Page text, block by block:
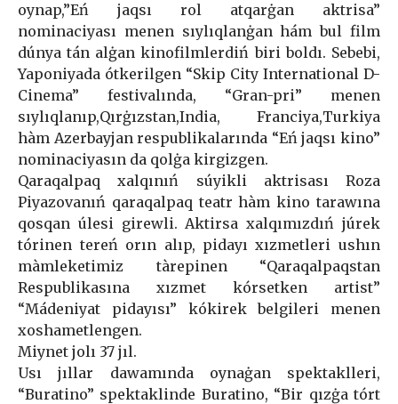
oynap,”Eń jaqsı rol atqarġan aktrisa”
nominaciyası menen sıylıqlanġan hám bul film
dúnya tán alġan kinofilmlerdiń biri boldı. Sebebi,
Yaponiyada ótkerilgen “Skip City International D-
Cinema” festivalında, “Gran-pri” menen
sıylıqlanıp,Qırġızstan,India, Franciya,Turkiya
hàm Azerbayjan respublikalarında “Eń jaqsı kino”
nominaciyasın da qolġa kirgizgen.
Qaraqalpaq xalqınıń súyikli aktrisası Roza
Piyazovanıń qaraqalpaq teatr hàm kino tarawına
qosqan úlesi girewli. Aktirsa xalqımızdıń júrek
tórinen tereń orın alıp, pidayı xızmetleri ushın
màmleketimiz tàrepinen “Qaraqalpaqstan
Respublikasına xızmet kórsetken artist”
“Mádeniyat pidayısı” kókirek belgileri menen
xoshametlengen.
Miynet jolı 37 jıl.
Usı jıllar dawamında oynaġan spektaklleri,
“Buratino” spektaklinde Buratino, “Bir qızġa tórt